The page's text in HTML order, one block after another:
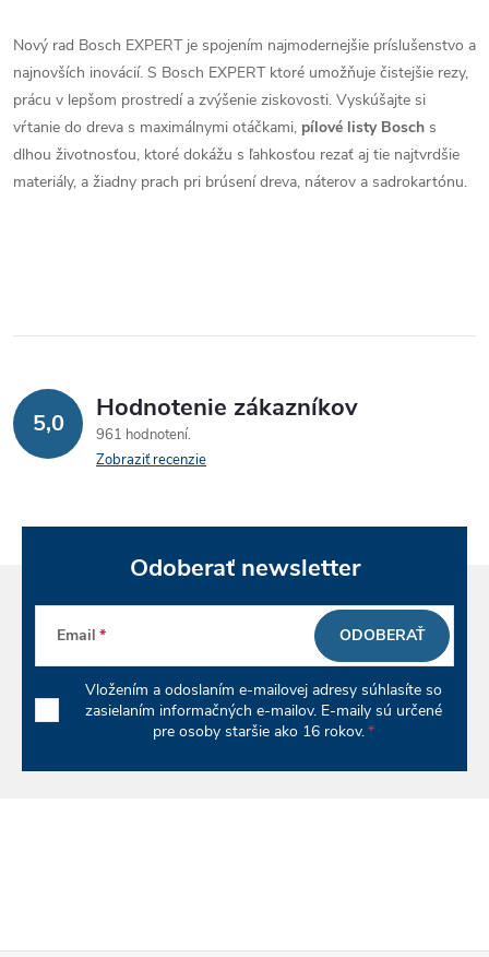
Nový rad Bosch EXPERT je spojením najmodernejšie príslušenstvo a
najnovších inovácií. S Bosch EXPERT ktoré umožňuje čistejšie rezy,
prácu v lepšom prostredí a zvýšenie ziskovosti. Vyskúšajte si
vŕtanie do dreva s maximálnymi otáčkami, pílové listy Bosch s
dlhou životnosťou, ktoré dokážu s ľahkosťou rezať aj tie najtvrdšie
materiály, a žiadny prach pri brúsení dreva, náterov a sadrokartónu.
5,0 Hodnotenie zákazníkov
961 hodnotení
Zobraziť recenzie
Odoberať newsletter
Email
Vložením a odoslaním e-mailovej adresy súhlasíte so
zasielaním informačných e-mailov. E-maily sú určené
pre osoby staršie ako 16 rokov.
ODOBERAŤ